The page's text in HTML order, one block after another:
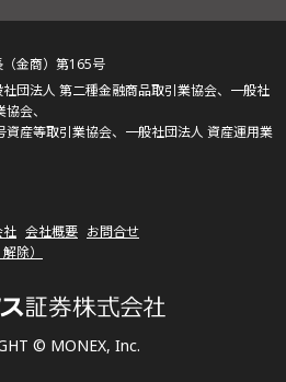
© MONEX, Inc.
金商）第165号
団法人 第二種金融商品取引業協会、一般社
会、
資産等取引業協会、一般社団法人 資産運用業
社 会社概要 お問合せ
除）